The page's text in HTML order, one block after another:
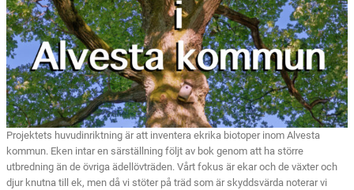
Projektets huvudinriktning är att inventera ekrika biotoper inom Alvesta
kommun. Eken intar en särställning följt av bok genom att ha större
utbredning än de övriga ädellövträden. Vårt fokus är ekar och de växter och
djur knutna till ek, men då vi stöter på träd som är skyddsvärda noterar vi